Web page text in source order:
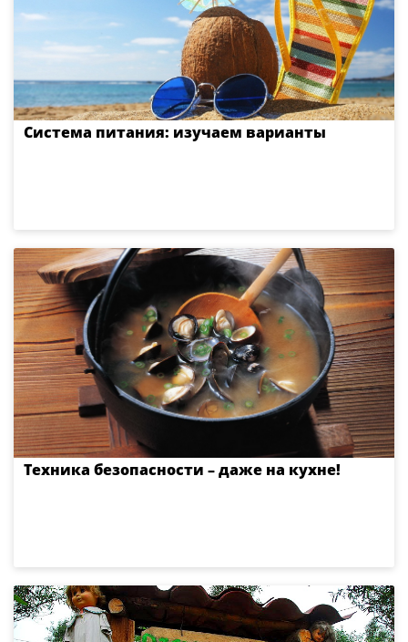
Система питания: изучаем варианты
Техника безопасности – даже на кухне!